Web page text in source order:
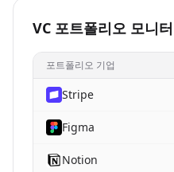
VC 포트폴리오 모니
포트폴리오 기업
Stripe
Figma
Notion